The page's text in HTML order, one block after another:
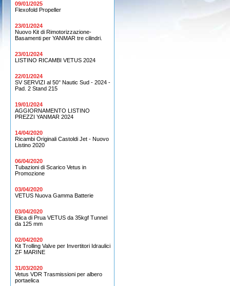
09/01/2025
Flexofold Propeller
23/01/2024
Nuovo Kit di Rimotorizzazione-
Basamenti per YANMAR tre cilindri.
23/01/2024
LISTINO RICAMBI VETUS 2024
22/01/2024
SV SERVIZI al 50° Nautic Sud - 2024 -
Pad. 2 Stand 215
19/01/2024
AGGIORNAMENTO LISTINO
PREZZI YANMAR 2024
14/04/2020
Ricambi Originali Castoldi Jet - Nuovo
Listino 2020
06/04/2020
Tubazioni di Scarico Vetus in
Promozione
03/04/2020
VETUS Nuova Gamma Batterie
03/04/2020
Elica di Prua VETUS da 35kgf Tunnel
da 125 mm
02/04/2020
Kit Trolling Valve per Invertitori Idraulici
ZF MARINE
31/03/2020
Vetus VDR Trasmissioni per albero
portaelica